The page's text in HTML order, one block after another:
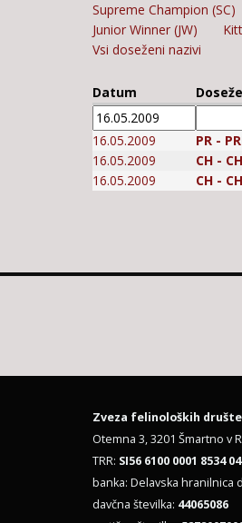
Supreme Champion (SC)
Junior Winner (JW)
Vsi doseženi nazivi
Datum
16.05.2009 PR -
16.05.2009
CH -
16.05.2009
CH -
Zveza felinoloških
Otemna 3, 3201 Šmartno v
TRR: SI56 6100 0001 8534
banka: Delavska hranilnica
davčna številka: 44065086